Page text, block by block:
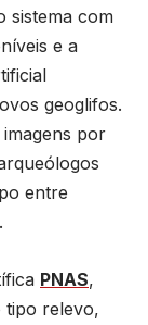
sistema com
e a
geoglifos.
por
entre
PNAS,
tipo relevo,